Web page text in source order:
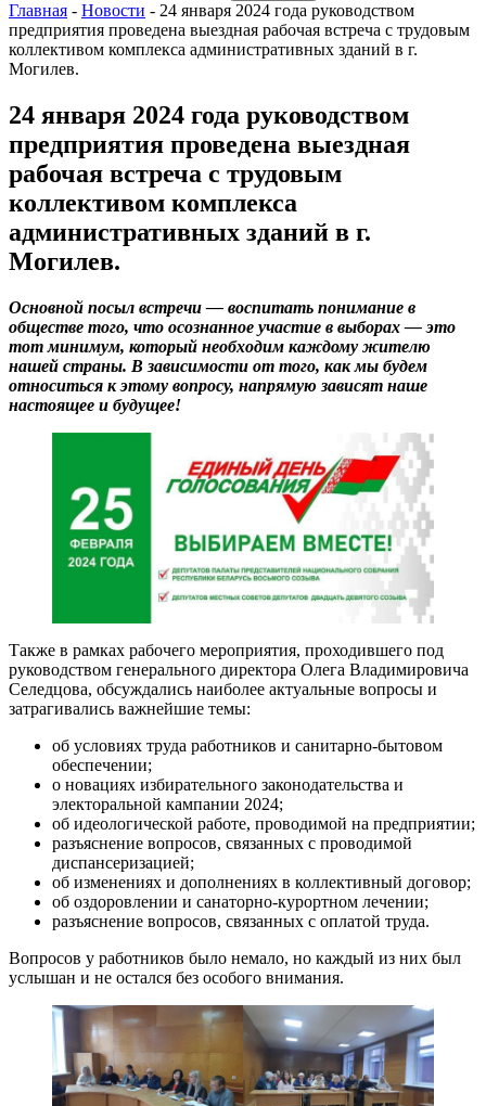
Главная - Новости - 24 января 2024 года руководством
предприятия проведена выездная рабочая встреча с трудовым
коллективом комплекса административных зданий в г.
Могилев.
24 января 2024 года руководством
предприятия проведена выездная
рабочая встреча с трудовым
коллективом комплекса
административных зданий в г.
Могилев.
Основной посыл встречи — воспитать понимание в
обществе того, что осознанное участие в выборах — это
тот минимум, который необходим каждому жителю
нашей страны. В зависимости от того, как мы будем
относиться к этому вопросу, напрямую зависят наше
настоящее и будущее!
Также в рамках рабочего мероприятия, проходившего под
руководством генерального директора Олега Владимировича
Селедцова, обсуждались наиболее актуальные вопросы и
затрагивались важнейшие темы:
об условиях труда работников и санитарно-бытовом
обеспечении;
о новациях избирательного законодательства и
электоральной кампании 2024;
об идеологической работе, проводимой на предприятии;
разъяснение вопросов, связанных с проводимой
диспансеризацией;
об изменениях и дополнениях в коллективный договор;
об оздоровлении и санаторно-курортном лечении;
разъяснение вопросов, связанных с оплатой труда.
Вопросов у работников было немало, но каждый из них был
услышан и не остался без особого внимания.